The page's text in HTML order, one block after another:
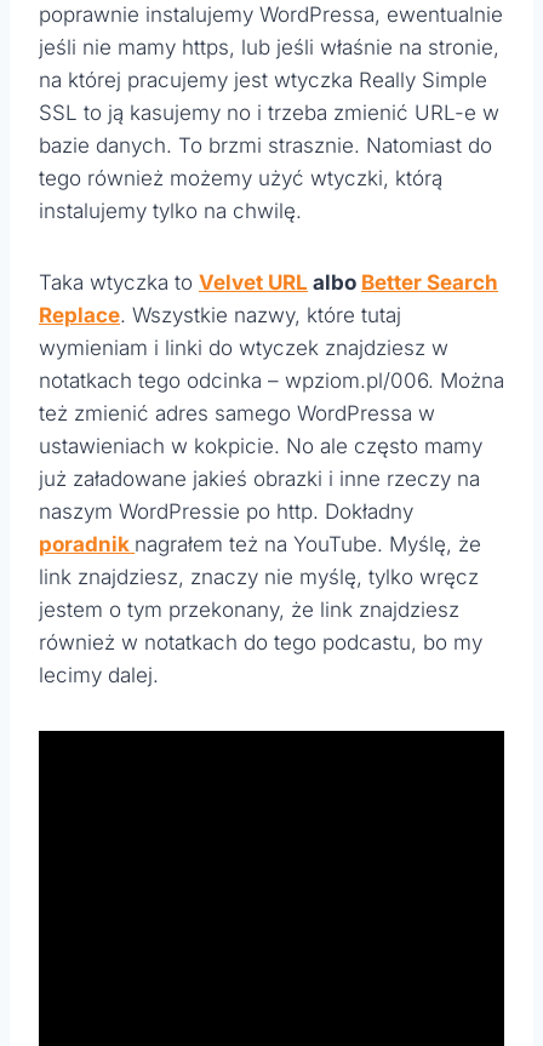
poprawnie instalujemy WordPressa, ewentualnie
jeśli nie mamy https, lub jeśli właśnie na stronie,
na której pracujemy jest wtyczka Really Simple
SSL to ją kasujemy no i trzeba zmienić URL-e w
bazie danych. To brzmi strasznie. Natomiast do
tego również możemy użyć wtyczki, którą
instalujemy tylko na chwilę.
Taka wtyczka to Velvet URL albo Better Search
Replace. Wszystkie nazwy, które tutaj
wymieniam i linki do wtyczek znajdziesz w
notatkach tego odcinka – wpziom.pl/006. Można
też zmienić adres samego WordPressa w
ustawieniach w kokpicie. No ale często mamy
już załadowane jakieś obrazki i inne rzeczy na
naszym WordPressie po http. Dokładny
poradnik nagrałem też na YouTube. Myślę, że
link znajdziesz, znaczy nie myślę, tylko wręcz
jestem o tym przekonany, że link znajdziesz
również w notatkach do tego podcastu, bo my
lecimy dalej.